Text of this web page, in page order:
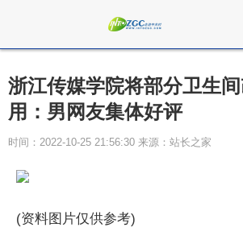
浙江传媒学院将部分卫生
用：男网友集体好评
时间：2022-10-25 21:56:30 来源：站长之家
(资料图片仅供参考)